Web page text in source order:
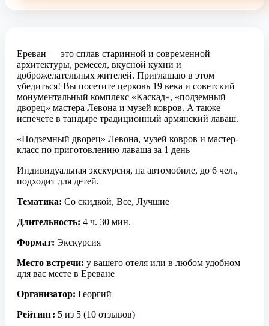
Ереван — это сплав старинной и современной
архитектуры, ремесел, вкусной кухни и
доброжелательных жителей. Приглашаю в этом
убедиться! Вы посетите церковь 19 века и советский
монументальный комплекс «Каскад», «подземный
дворец» мастера Левона и музей ковров. А также
испечете в тандыре традиционный армянский лаваш.
«Подземный дворец» Левона, музей ковров и мастер-
класс по приготовлению лаваша за 1 день
Индивидуальная экскурсия, на автомобиле, до 6 чел.,
подходит для детей.
Тематика: Со скидкой, Все, Лучшие
Длительность: 4 ч. 30 мин.
Формат: Экскурсия
Место встречи: у вашего отеля или в любом удобном
для вас месте в Ереване
Организатор: Георгий
Рейтинг: 5 из 5 (10 отзывов)